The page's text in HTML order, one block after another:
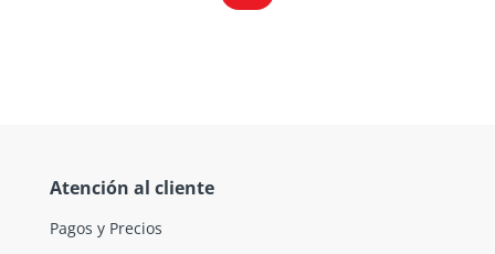
Atención al cliente
Pagos y Precios